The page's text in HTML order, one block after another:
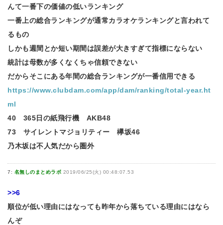
んて一番下の価値の低いランキング
一番上の総合ランキングが通常カラオケランキングと言われて
るもの
しかも週間とか短い期間は誤差が大きすぎて指標にならない
統計は母数が多くなくちゃ信頼できない
だからそこにある年間の総合ランキングが一番信用できる
https://www.clubdam.com/app/dam/ranking/total-year.ht
ml
40 365日の紙飛行機 AKB48
73 サイレントマジョリティー 欅坂46
乃木坂は不人気だから圏外
7: 名無しのまとめラボ 2019/06/25(火) 00:48:07.53
>>6
順位が低い理由にはなっても昨年から落ちている理由にはなら
んぞ